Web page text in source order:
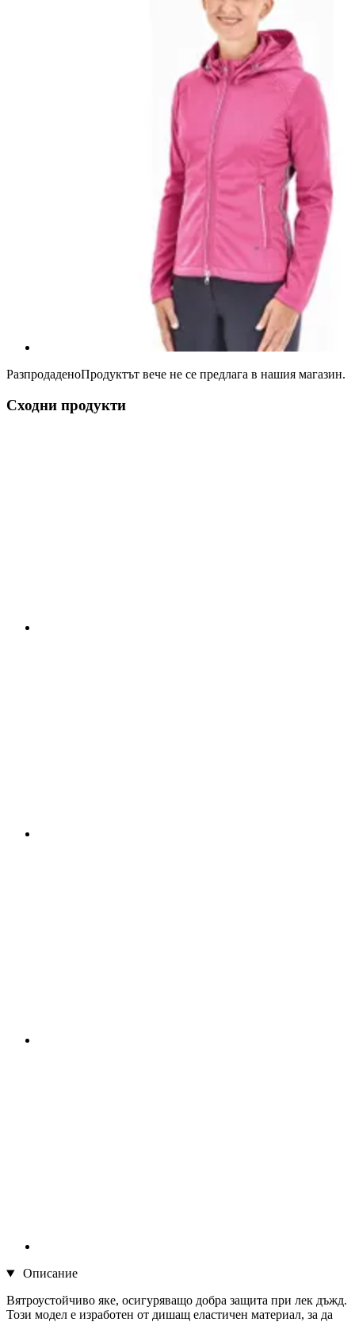
РазпродаденоПродуктът вече не се предлага в нашия магазин.
Сходни продукти
Описание
Вятроустойчиво яке, осигуряващо добра защита при лек дъжд.
Този модел е изработен от дишащ еластичен материал, за да